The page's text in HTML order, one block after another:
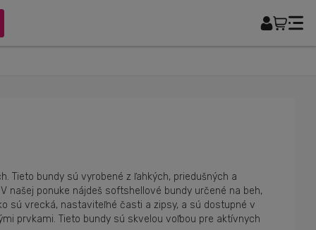
Tieto bundy sú vyrobené z ľahkých, priedušných a
našej ponuke nájdeš softshellové bundy určené na beh,
sú vrecká, nastaviteľné časti a zipsy, a sú dostupné v
prvkami. Tieto bundy sú skvelou voľbou pre aktívnych